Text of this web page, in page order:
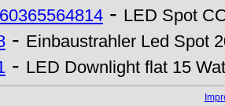
- LED Spot
- Einbaustrahler Led Spot
- LED Downlight flat 15